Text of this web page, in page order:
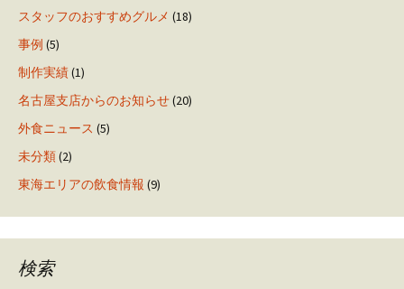
スタッフのおすすめグルメ (18)
事例 (5)
制作実績(1)
名古屋支店からのお知らせ(20)
外食ニュース (5)
未分類(2)
東海エリアの飲食情報 (9)
検索